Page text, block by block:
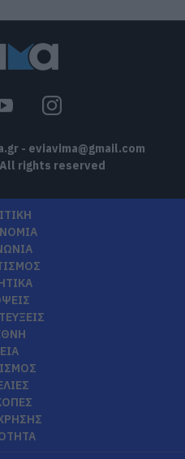
- eviavima@gmail.com
All rights reserved